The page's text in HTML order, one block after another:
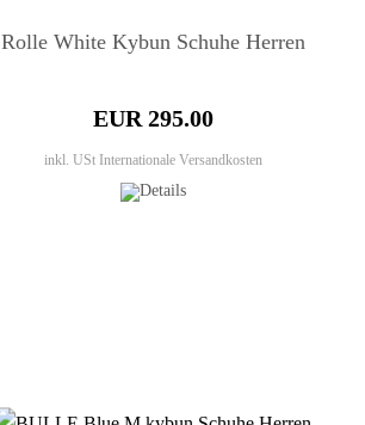
Rolle White Kybun Schuhe Herren
EUR 295.00
inkl. USt Internationale Versandkosten